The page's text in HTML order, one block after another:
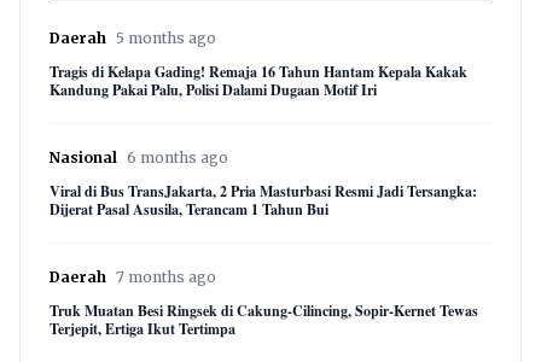
Daerah 5 months ago
Tragis di Kelapa Gading! Remaja 16 Tahun Hantam Kepala Kakak
Kandung Pakai Palu, Polisi Dalami Dugaan Motif Iri
Nasional 6 months ago
Viral di Bus TransJakarta, 2 Pria Masturbasi Resmi Jadi Tersangka:
Dijerat Pasal Asusila, Terancam 1 Tahun Bui
Daerah 7 months ago
Truk Muatan Besi Ringsek di Cakung-Cilincing, Sopir-Kernet Tewas
Terjepit, Ertiga Ikut Tertimpa